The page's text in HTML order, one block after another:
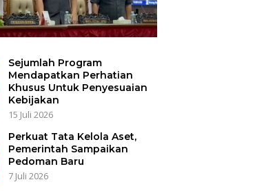
Sejumlah Program
Mendapatkan Perhatian
Khusus Untuk Penyesuaian
Kebijakan
15 Juli 2026
Perkuat Tata Kelola Aset,
Pemerintah Sampaikan
Pedoman Baru
7 Juli 2026